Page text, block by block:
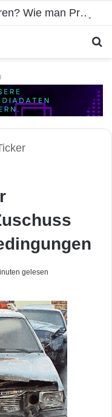
Notgroschen oder investieren? Wie man Prioritäten im eigenen Finanzplan setzt
gelesen